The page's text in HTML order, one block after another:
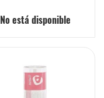
No está disponible